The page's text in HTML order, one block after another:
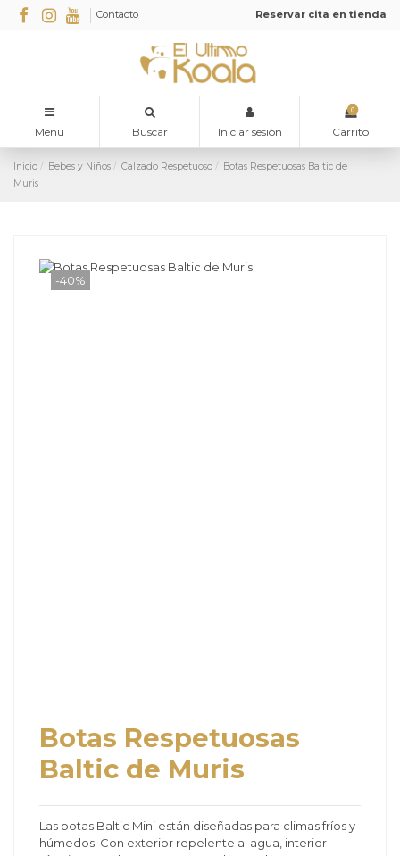
Contacto Reservar cita en tienda
Menu Buscar Iniciar sesión
0
Carrito
Inicio Bebes y Niños Calzado Respetuoso
Botas Respetuosas Baltic de
Muris
-40%
Botas Respetuosas
Baltic de Muris
Las botas Baltic Mini están diseñadas para climas fríos y
húmedos. Con exterior repelente al agua, interior